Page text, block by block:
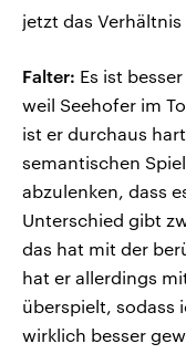
jetzt das
Falter: Es ist
weil Seehofer im
ist er durchaus
semantischen
abzulenken, dass
Unterschied gibt
das hat mit der
hat er allerdings
überspielt, sodass
wirklich besser